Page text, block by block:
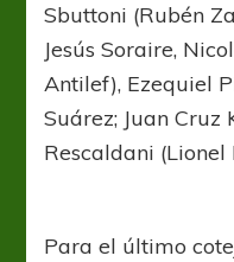
Sbuttoni (Rubén
Jesús Soraire,
Antilef), Ezequiel
Suárez; Juan
Rescaldani (Lionel
Para el último